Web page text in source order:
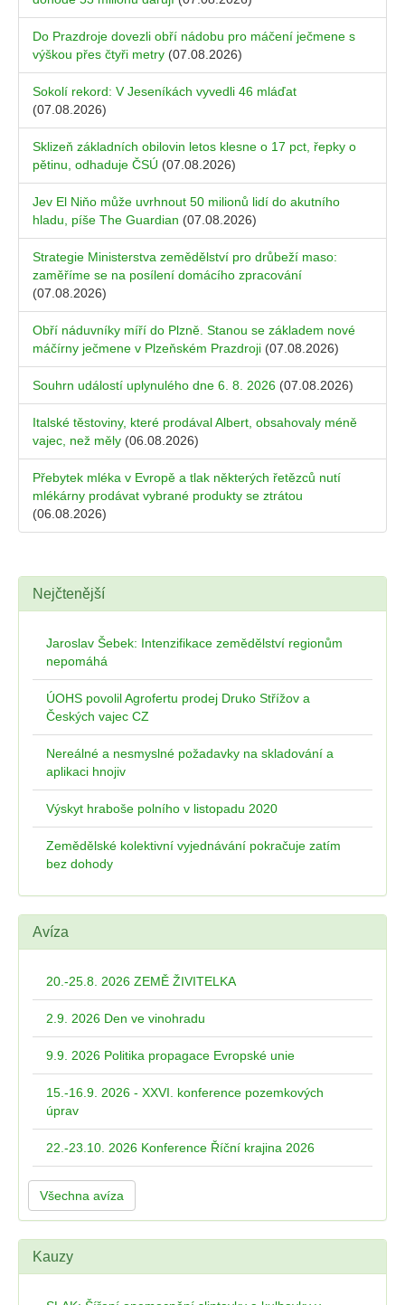
Do Prazdroje dovezli obří nádobu pro máčení ječmene s
výškou přes čtyři metry (07.08.2026)
Sokolí rekord: V Jeseníkách vyvedli 46 mláďat
(07.08.2026)
Sklizeň základních obilovin letos klesne o 17 pct, řepky o
pětinu, odhaduje ČSÚ (07.08.2026)
Jev El Niňo může uvrhnout 50 milionů lidí do akutního
hladu, píše The Guardian (07.08.2026)
Strategie Ministerstva zemědělství pro drůbeží maso:
zaměříme se na posílení domácího zpracování
(07.08.2026)
Obří náduvníky míří do Plzně. Stanou se základem nové
máčírny ječmene v Plzeňském Prazdroji (07.08.2026)
Souhrn událostí uplynulého dne 6. 8. 2026 (07.08.2026)
Italské těstoviny, které prodával Albert, obsahovaly méně
vajec, než měly (06.08.2026)
Přebytek mléka v Evropě a tlak některých řetězců nutí
mlékárny prodávat vybrané produkty se ztrátou
(06.08.2026)
Nejčtenější
Jaroslav Šebek: Intenzifikace zemědělství regionům
nepomáhá
ÚOHS povolil Agrofertu prodej Druko Střížov a
Českých vajec CZ
Nereálné a nesmyslné požadavky na skladování a
aplikaci hnojiv
Výskyt hraboše polního v listopadu 2020
Zemědělské kolektivní vyjednávání pokračuje zatím
bez dohody
Avíza
20.-25.8. 2026 ZEMĚ ŽIVITELKA
2.9. 2026 Den ve vinohradu
9.9. 2026 Politika propagace Evropské unie
15.-16.9. 2026 - XXVI. konference pozemkových
úprav
22.-23.10. 2026 Konference Říční krajina 2026
Všechna avíza
Kauzy